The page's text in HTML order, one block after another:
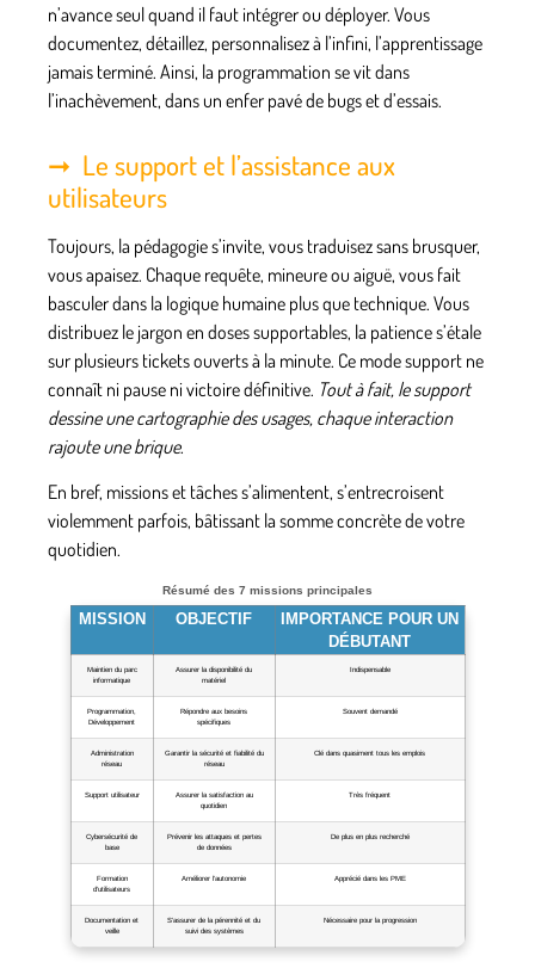
n’avance seul quand il faut intégrer ou déployer. Vous
documentez, détaillez, personnalisez à l’infini, l’apprentissage
jamais terminé. Ainsi, la programmation se vit dans
l’inachèvement, dans un enfer pavé de bugs et d’essais.
Le support et l’assistance aux
utilisateurs
Toujours, la pédagogie s’invite, vous traduisez sans brusquer,
vous apaisez. Chaque requête, mineure ou aiguë, vous fait
basculer dans la logique humaine plus que technique. Vous
distribuez le jargon en doses supportables, la patience s’étale
sur plusieurs tickets ouverts à la minute. Ce mode support ne
connaît ni pause ni victoire définitive. Tout à fait, le support
dessine une cartographie des usages, chaque interaction
rajoute une brique.
En bref, missions et tâches s’alimentent, s’entrecroisent
violemment parfois, bâtissant la somme concrète de votre
quotidien.
Résumé des 7 missions principales
MISSION OBJECTIF
IMPORTANCE POUR UN
DÉBUTANT
Maintien du parc
informatique
Assurer la disponibilité du
matériel
Indispensable
Programmation,
Développement
Répondre aux besoins
spécifiques
Souvent demandé
Administration
réseau
Garantir la sécurité et fiabilité du
réseau
Clé dans quasiment tous les emplois
Support utilisateur
Assurer la satisfaction au
quotidien
Très fréquent
Cybersécurité de
base
Prévenir les attaques et pertes
de données
De plus en plus recherché
Formation
d’utilisateurs
Améliorer l’autonomie Apprécié dans les PME
Documentation et
veille
S’assurer de la pérennité et du
suivi des systèmes
Nécessaire pour la progression